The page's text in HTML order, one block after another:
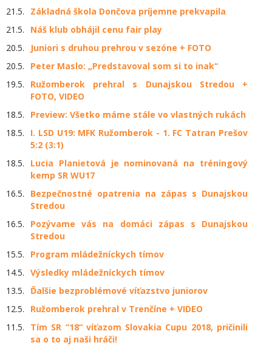
21.5.
Základná škola Dončova príjemne prekvapila
21.5.
Náš klub obhájil cenu fair play
20.5.
Juniori s druhou prehrou v sezóne + FOTO
20.5.
Peter Maslo: „Predstavoval som si to inak“
19.5.
Ružomberok prehral s Dunajskou Stredou +
FOTO, VIDEO
18.5.
Preview: Všetko máme stále vo vlastných rukách
18.5.
I. LSD U19: MFK Ružomberok - 1. FC Tatran Prešov
5:2 (3:1)
18.5.
Lucia Planietová je nominovaná na tréningový
kemp SR WU17
16.5.
Bezpečnostné opatrenia na zápas s Dunajskou
Stredou
16.5.
Pozývame vás na domáci zápas s Dunajskou
Stredou
15.5.
Program mládežníckych tímov
14.5. Výsledky mládežníckych tímov
13.5.
Ďalšie bezproblémové víťazstvo juniorov
12.5.
Ružomberok prehral v Trenčíne + VIDEO
11.5.
Tím SR “18“ víťazom Slovakia Cupu 2018, pričinili
sa o to aj naši hráči!